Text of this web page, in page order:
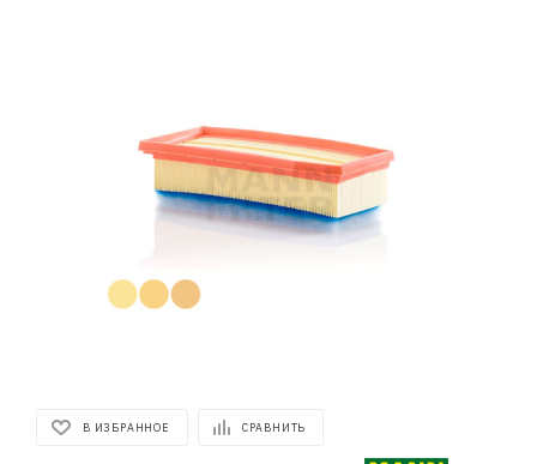
В ИЗБРАННОЕ СРАВНИТЬ